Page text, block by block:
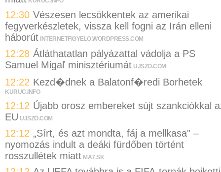
12:30 Vészesen lecsökkentek az amerikai
fegyverkészletek, vissza kell fogni az Irán elleni
háborút INTERNETFIGYELO.WORDPRESS.COM
12:28 Átláthatatlan pályázattal vádolja a PS
Samuel Migaľ minisztériumát UJSZO.COM
12:22 Kezd�dnek a Balatonf�redi Borhetek
KURUC.INFO
12:12 Újabb orosz embereket sújt szankciókkal
EU UJSZO.COM
12:12 „Sírt, és azt mondta, fáj a mellkasa” –
nyomozás indult a deáki fürdőben történt
rosszullétek miatt MA7.SK